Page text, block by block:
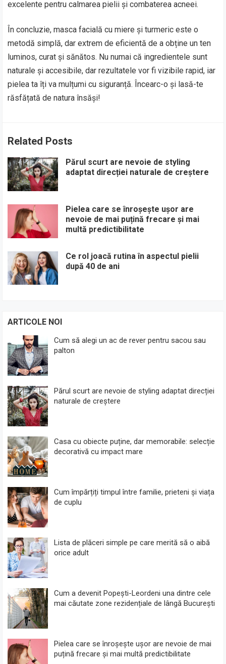
excelente pentru calmarea pielii și combaterea acneei.
În concluzie, masca facială cu miere și turmeric este o
metodă simplă, dar extrem de eficientă de a obține un ten
luminos, curat și sănătos. Nu numai că ingredientele sunt
naturale și accesibile, dar rezultatele vor fi vizibile rapid, iar
pielea ta îți va mulțumi cu siguranță. Încearc-o și lasă-te
răsfățată de natura însăși!
Related Posts
Părul scurt are nevoie de styling
adaptat direcției naturale de creștere
Pielea care se înroșește ușor are
nevoie de mai puțină frecare și mai
multă predictibilitate
Ce rol joacă rutina în aspectul pielii
după 40 de ani
ARTICOLE NOI
Cum să alegi un ac de rever pentru sacou sau
palton
Părul scurt are nevoie de styling adaptat direcției
naturale de creștere
Casa cu obiecte puține, dar memorabile: selecție
decorativă cu impact mare
Cum împărțiți timpul între familie, prieteni și viața
de cuplu
Lista de plăceri simple pe care merită să o aibă
orice adult
Cum a devenit Popești-Leordeni una dintre cele
mai căutate zone rezidențiale de lângă București
Pielea care se înroșește ușor are nevoie de mai
puțină frecare și mai multă predictibilitate